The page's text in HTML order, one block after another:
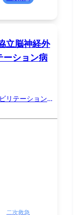
立脳神経外
ーション病
リテーション
二次救急